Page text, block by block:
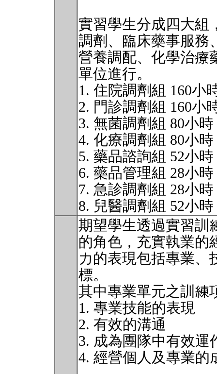
實習學生分成四大組
調劑、臨床藥事服務
營養調配、化學治療
單位進行。
1. 住院調劑組 160小
2. 門診調劑組 160小
3. 無菌調劑組 80小時
4. 化療調劑組 80小時
5. 藥品諮詢組 52小時
6. 藥品管理組 28小時
7. 急診調劑組 28小時
8. 兒醫調劑組 52小時
期望學生透過實習訓
的角色，充實執業的
力的表現包括專業、
標。
其中專業單元之訓練
1. 專業技能的表現
2. 有效的溝通
3. 成為團隊中有效運
4. 經營個人及專業的